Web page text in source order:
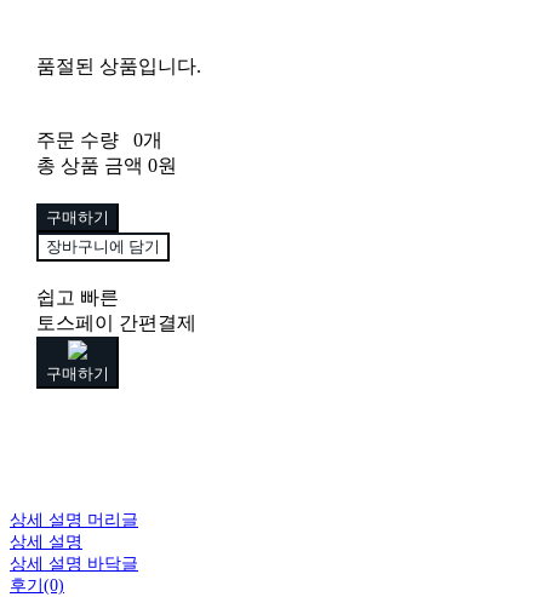
품절된 상품입니다.
주문 수량
0개
총 상품 금액 0원
구매하기
장바구니에 담기
쉽고 빠른
토스페이 간편결제
구매하기
상세 설명 머리글
상세 설명
상세 설명 바닥글
후기(0)